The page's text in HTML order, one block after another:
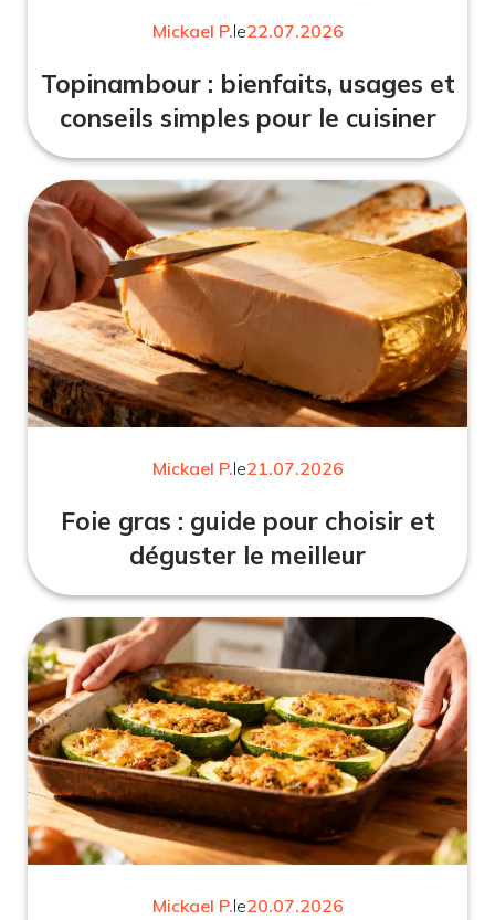
Mickael P.le22.07.2026
Topinambour : bienfaits, usages et
conseils simples pour le cuisiner
Mickael P.le21.07.2026
Foie gras : guide pour choisir et
déguster le meilleur
Mickael P.le20.07.2026